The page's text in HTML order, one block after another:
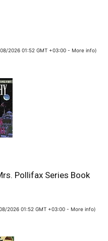
2026 01:52 GMT +03:00 - More info)
Pollifax Series Book
2026 01:52 GMT +03:00 - More info)